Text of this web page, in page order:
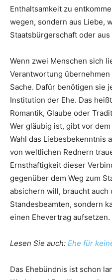
Enthaltsamkeit zu
wegen, sondern aus Liebe,
Staatsbürgerschaft oder
Wenn zwei Menschen sich
Verantwortung
Sache. Dafür benötigen sie
Institution der Ehe. Das
Romantik, Glaube oder
Wer gläubig ist, gibt vor
Wahl das Liebesbekenntnis
von weltlichen Rednern
Ernsthaftigkeit dieser
gegenüber dem Weg zum
absichern will, braucht auch
Standesbeamten, sondern
einen Ehevertrag aufsetzen.
Lesen Sie auch: Ehe für
Das Ehebündnis ist schon